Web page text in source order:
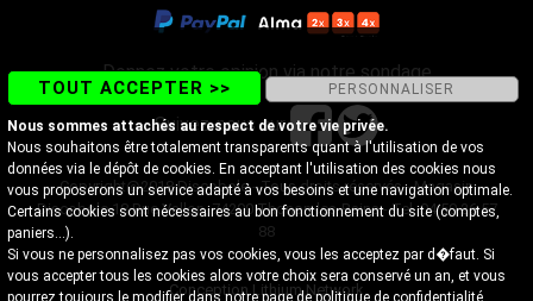
Donnez votre opinion via notre sondage
Suivez-nous sur
Copyright@2018 Discobole - Tous droits réservés - Magasin
Discobole 18 Rue Vallon, 74200 Thonon-les-Bains - Tel. 04 50 26 57
88
Conception Lithium Network
TOUT ACCEPTER >> PERSONNALISER
Nous sommes attachés au respect de votre vie privée.
Nous souhaitons être totalement transparents quant à l'utilisation de vos
données via le dépôt de cookies. En acceptant l'utilisation des cookies nous
vous proposerons un service adapté à vos besoins et une navigation optimale.
Certains cookies sont nécessaires au bon fonctionnement du site (comptes,
paniers...).
Si vous ne personnalisez pas vos cookies, vous les acceptez par d�faut. Si
vous accepter tous les cookies alors votre choix sera conservé un an, et vous
pourrez toujours le modifier dans notre page depolitique de confidentialité